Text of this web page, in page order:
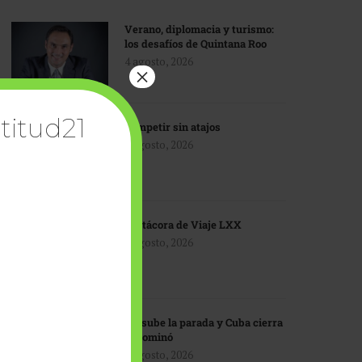
Verano, diplomacia y turismo:
los desafíos de Quintana Roo
4 agosto, 2026
Competir sin atajos
4 agosto, 2026
Bitácora de Viaje LXX
3 agosto, 2026
EU sube la parada y Cuba cierra
el dominó
3 agosto, 2026
×